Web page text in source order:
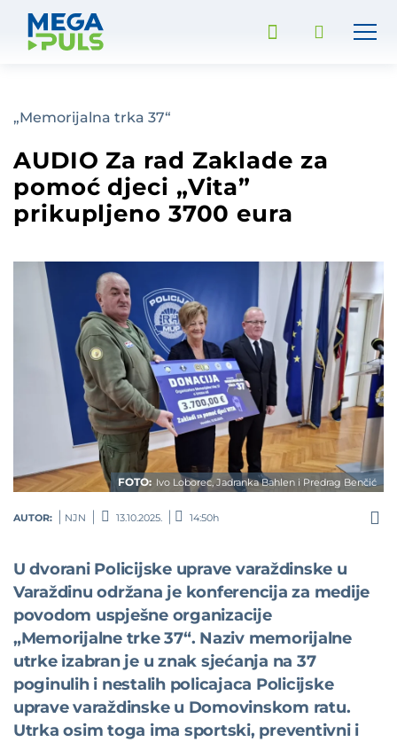
„Memorijalna trka 37“
AUDIO Za rad Zaklade za
pomoć djeci „Vita”
prikupljeno 3700 eura
FOTO: Ivo Loborec, Jadranka Bahlen i Predrag Benčić
AUTOR: NJN 13.10.2025. 14:50h
U dvorani Policijske uprave varaždinske u
Varaždinu održana jekonferencija za medije
povodom uspješne organizacije
„Memorijalnetrke37“. Naziv memorijalne
utrke izabran je u znak sjećanja na 37
poginulih i nestalih policajaca Policijske
uprave varaždinske u Domovinskom ratu.
Utrka osim toga ima sportski, preventivni i